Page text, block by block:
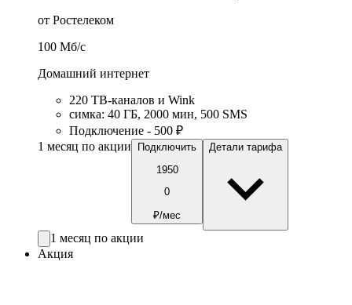
от Ростелеком
100 Мб/c
Домашний интернет
220 ТВ-каналов и Wink
симка: 40 ГБ, 2000 мин, 500 SMS
Подключение - 500 ₽
1 месяц по акции
Подключить
1950
0
₽/мес
Детали тарифа
1 месяц по акции
Акция